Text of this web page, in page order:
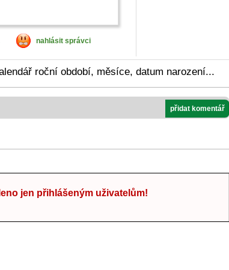
nahlásit správci
roční období, měsíce, datum narození...
přidat komentář
jen přihlášeným uživatelům!